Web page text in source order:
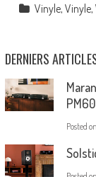
Vinyle, Vinyle,
DERNIERS
Posted on